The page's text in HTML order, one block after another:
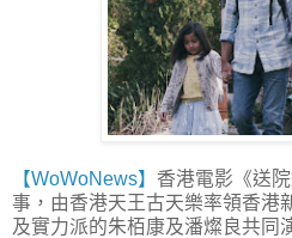
【WoWoNews】 香港電影《送
事，由香港天王古天樂率領香港
及實力派的朱栢康及潘燦良共同